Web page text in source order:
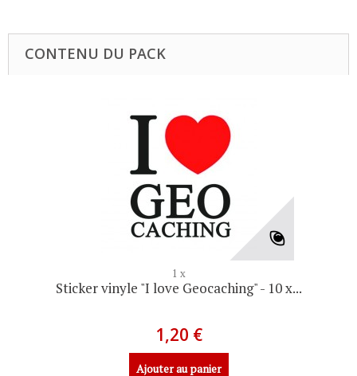
CONTENU DU PACK
1 x
Sticker vinyle "I love Geocaching" - 10 x...
1,20 €
Ajouter au panier